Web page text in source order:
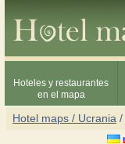
Hoteles y restaurantes
en el mapa
Hotel maps / Ucrania /